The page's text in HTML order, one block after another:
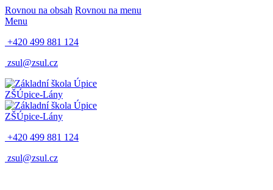
Rovnou na obsah Rovnou na menu
Menu
+420 499 881 124
zsul@zsul.cz
ZŠÚpice-Lány
ZŠÚpice-Lány
+420 499 881 124
zsul@zsul.cz